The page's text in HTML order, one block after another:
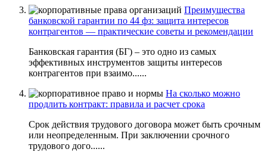
Преимущества
банковской гарантии по 44 фз: защита интересов
контрагентов — практические советы и рекомендации
Банковская гарантия (БГ) – это одно из самых
эффективных инструментов защиты интересов
контрагентов при взаимо......
На сколько можно
продлить контракт: правила и расчет срока
Срок действия трудового договора может быть срочным
или неопределенным. При заключении срочного
трудового дого......